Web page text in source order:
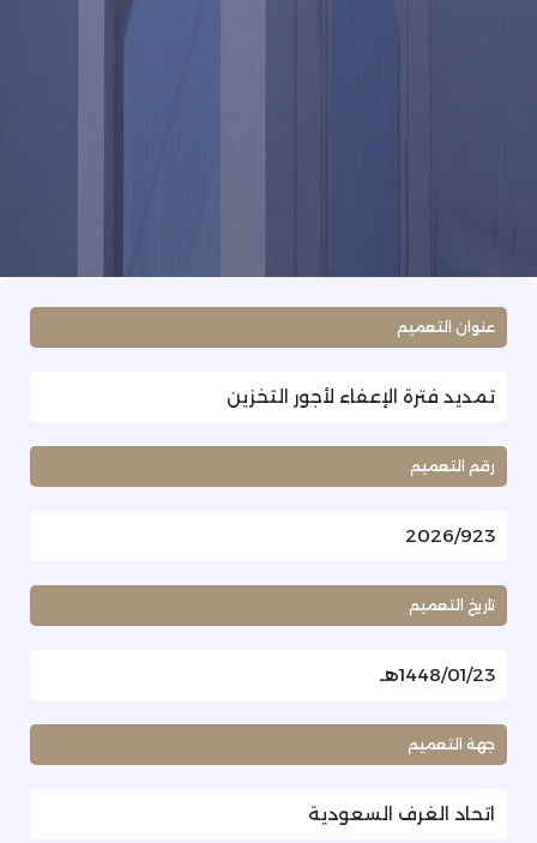
عنوان التعميم
تمديد فترة الإعفاء لأجور التخزين
رقم التعميم
2026/923
تاريخ التعميم
1448/01/23هـ
جهة التعميم
اتحاد الغرف السعودية